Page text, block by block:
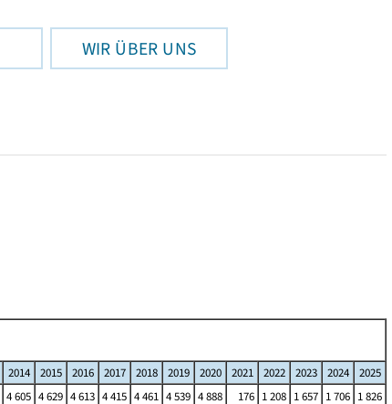
WIR ÜBER UNS
2014 2015 2016 2017 2018 2019 2020 2021 2022 2023 2024
2025
4 605 4 629 4 613 4 415 4 461 4 539 4 888 176 1 208 1 657 1 706 1 826